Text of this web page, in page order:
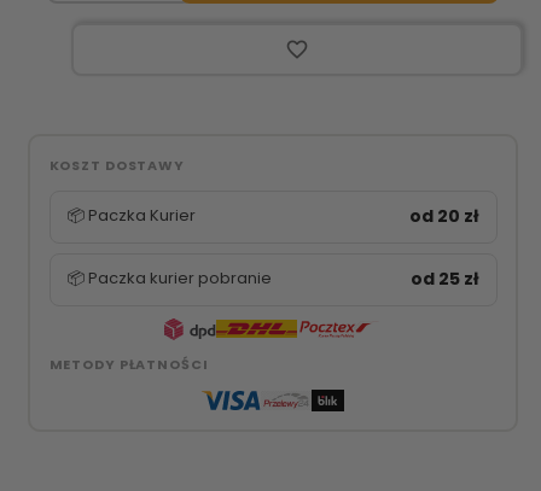
favorite_border
KOSZT DOSTAWY
📦 Paczka Kurier od 20 zł
📦 Paczka kurier pobranie od 25 zł
METODY PŁATNOŚCI